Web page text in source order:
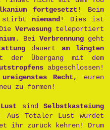
fortgesetzt ! Beim
stirbt niemand! Dies ist
Verwesung teleportiert
. Bei Verbrennung geht
dauert am längten
Übergang mit dem
abgeschlossen!
Recht, euren
zu formen!
sindSelbstkasteiung
Aus Totaler Lust wurdet
ihr zurück kehren! Drum